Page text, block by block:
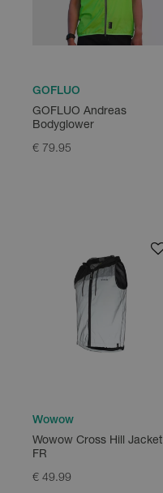
GOFLUO
GOFLUO Andreas
Bodyglower
€ 79.95
Wowow
Wowow Cross Hill Jacket
FR
€ 49.99